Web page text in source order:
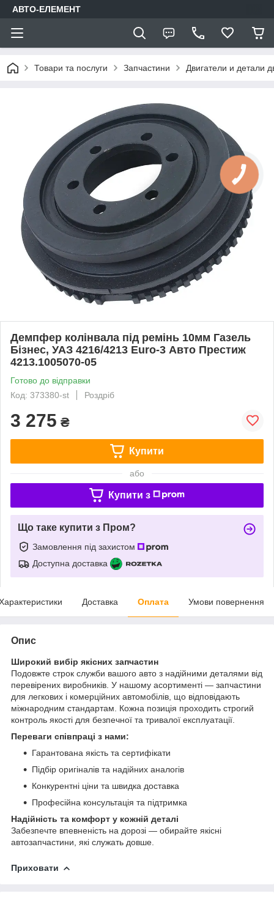
АВТО-ЕЛЕМЕНТ
Товари та послуги Запчастини Двигатели и детали
Демпфер колінвала під ремінь 10мм Газель
Бізнес, УАЗ 4216/4213 Euro-3 Авто Престиж
4213.1005070-05
Готово до відправки
Код: 373380-st
Роздріб
3 275 ₴
Купити
або
Купити з
Що таке купити з Пром?
Замовлення під захистом
Доступна доставка
Доставка Оплата Умови повернення
Опис
Широкий вибір якісних запчастин
Подовжте строк служби вашого авто з надійними деталями від
перевірених виробників. У нашому асортименті — запчастини
для легкових і комерційних автомобілів, що відповідають
міжнародним стандартам. Кожна позиція проходить строгий
контроль якості для безпечної та тривалої експлуатації.
Переваги співпраці з нами:
Гарантована якість та сертифікати
Підбір оригіналів та надійних аналогів
Конкурентні ціни та швидка доставка
Професійна консультація та підтримка
Надійність та комфорт у кожній деталі
Забезпечте впевненість на дорозі — обирайте якісні
автозапчастини, які служать довше.
Приховати
КНОПКА
ЗВ'ЯЗКУ